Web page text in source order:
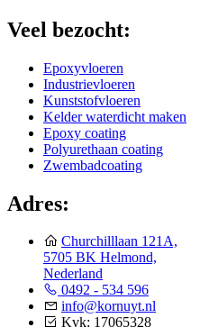
Veel bezocht:
Epoxyvloeren
Industrievloeren
Kunststofvloeren
Kelder waterdicht maken
Epoxy coating
Polyurethaan coating
Zwembadcoating
Adres:
Churchilllaan 121A,
5705 BK Helmond,
Nederland
0492 - 534 596
info@kornuyt.nl
Kvk: 17065328